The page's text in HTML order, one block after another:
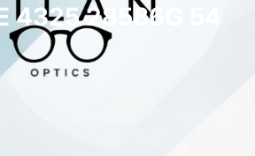
4325 28586G 54